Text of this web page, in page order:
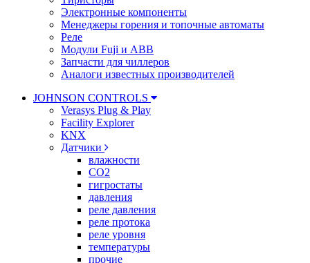
Электронные компоненты
Менеджеры горения и топочные автоматы
Реле
Модули Fuji и ABB
Запчасти для чиллеров
Аналоги известных производителей
JOHNSON CONTROLS
Verasys Plug & Play
Facility Explorer
KNX
Датчики
влажности
CO2
гигростаты
давления
реле давления
реле протока
реле уровня
температуры
прочие